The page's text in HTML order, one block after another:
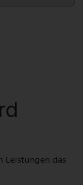
Leistungen das